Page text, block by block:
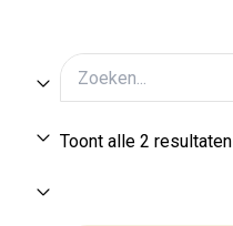
Toont alle 2 resultaten